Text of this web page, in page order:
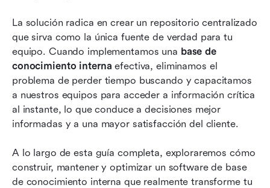
La solución radica en crear un repositorio centralizado
que sirva como la única fuente de verdad para tu
equipo. Cuando implementamos una base de
conocimiento interna efectiva, eliminamos el
problema de perder tiempo buscando y capacitamos
a nuestros equipos para acceder a información crítica
al instante, lo que conduce a decisiones mejor
informadas y a una mayor satisfacción del cliente.
A lo largo de esta guía completa, exploraremos cómo
construir, mantener y optimizar un software de base
de conocimiento interna que realmente transforme tu
mantenimiento de la base de conocimientos
interna
Conclusión
Preguntas frecuentes
Lectura relacionada